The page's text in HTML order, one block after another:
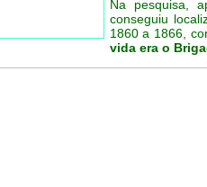
Na pesquisa,
conseguiu
1860 a 1866,
vida era o